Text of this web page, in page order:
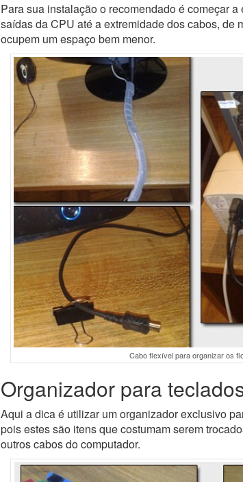
Para sua instalação o recomendado é começar a
saídas da CPU até a extremidade dos cabos, de
ocupem um espaço bem menor.
Cabo flexível para organizar os
Organizador para
Aqui a dica é utilizar um organizador exclusivo
pois estes são itens que costumam serem
outros cabos do computador.